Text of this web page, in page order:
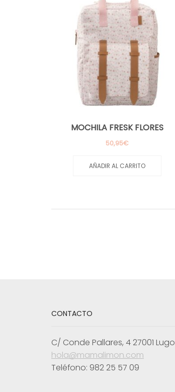
MOCHILA FRESK FLORES
50,95€
AÑADIR AL CARRITO
CONTACTO
C/ Conde Pallares, 4 27001 Lugo
hola@mamalimon.com
Teléfono: 982 25 57 09